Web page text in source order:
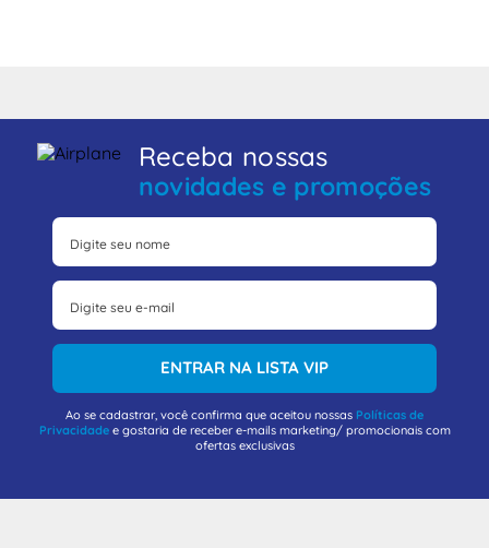
Receba nossas
novidades e promoções
ENTRAR NA LISTA VIP
Ao se cadastrar, você confirma que aceitou nossas Políticas de
Privacidadee gostaria de receber e-mails marketing/ promocionais com
ofertas exclusivas